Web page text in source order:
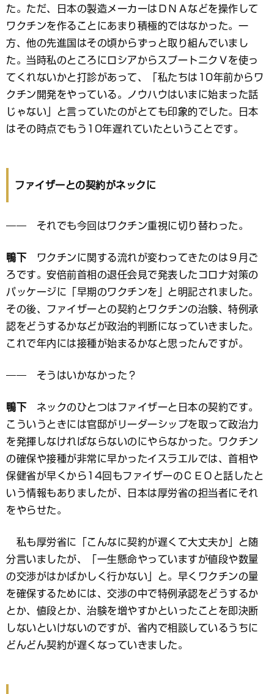
た。ただ、日本の製造メーカーはＤＮＡなどを操作して
ワクチンを作ることにあまり積極的ではなかった。一
方、他の先進国はその頃からずっと取り組んでいまし
た。当時私のところにロシアからスプートニクＶを使っ
てくれないかと打診があって、「私たちは10年前からワ
クチン開発をやっている。ノウハウはいまに始まった話
じゃない」と言っていたのがとても印象的でした。日本
はその時点でもう10年遅れていたということです。
ファイザーとの契約がネックに
―― それでも今回はワクチン重視に切り替わった。
鴨下 ワクチンに関する流れが変わってきたのは９月ご
ろです。安倍前首相の退任会見で発表したコロナ対策の
パッケージに「早期のワクチンを」と明記されました。
その後、ファイザーとの契約とワクチンの治験、特例承
認をどうするかなどが政治的判断になっていきました。
これで年内には接種が始まるかなと思ったんですが。
―― そうはいかなかった？
鴨下 ネックのひとつはファイザーと日本の契約です。
こういうときには官邸がリーダーシップを取って政治力
を発揮しなければならないのにやらなかった。ワクチン
の確保や接種が非常に早かったイスラエルでは、首相や
保健省が早くから14回もファイザーのＣＥＯと話したと
いう情報もありましたが、日本は厚労省の担当者にそれ
をやらせた。
私も厚労省に「こんなに契約が遅くて大丈夫か」と随
分言いましたが、「一生懸命やっていますが値段や数量
の交渉がはかばかしく行かない」と。早くワクチンの量
を確保するためには、交渉の中で特例承認をどうするか
とか、値段とか、治験を増やすかといったことを即決断
しないといけないのですが、省内で相談しているうちに
どんどん契約が遅くなっていきました。